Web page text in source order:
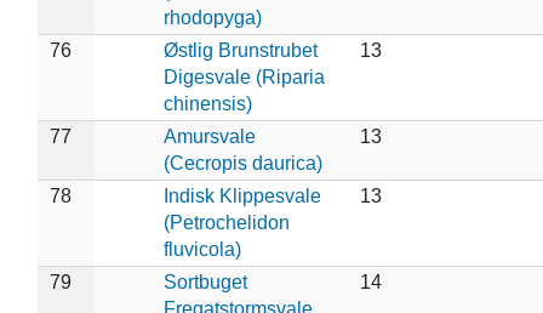
rhodopyga)
76
Østlig Brunstrubet
Digesvale (Riparia
chinensis)
13
77
Amursvale
(Cecropis daurica)
13
78
Indisk Klippesvale
(Petrochelidon
fluvicola)
13
79
Sortbuget
Fregatstormsvale
14